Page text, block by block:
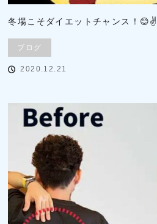
冬場こそダイエットチャンス！😊✌
ブログ
2020.12.21